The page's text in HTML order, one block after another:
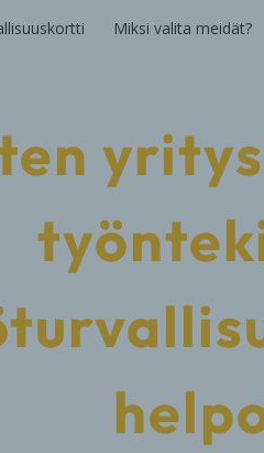
Miksi valita meidät?